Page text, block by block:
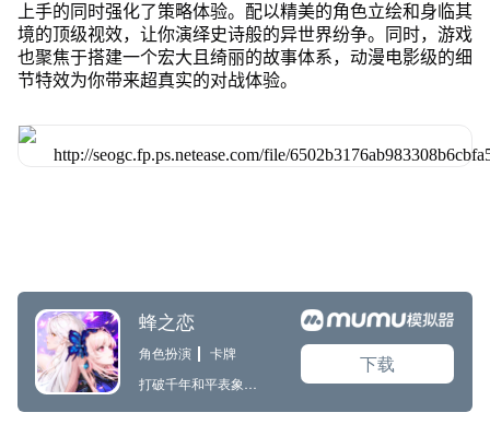
上手的同时强化了策略体验。配以精美的角色立绘和身临其
境的顶级视效，让你演绎史诗般的异世界纷争。同时，游戏
也聚焦于搭建一个宏大且绮丽的故事体系，动漫电影级的细
节特效为你带来超真实的对战体验。